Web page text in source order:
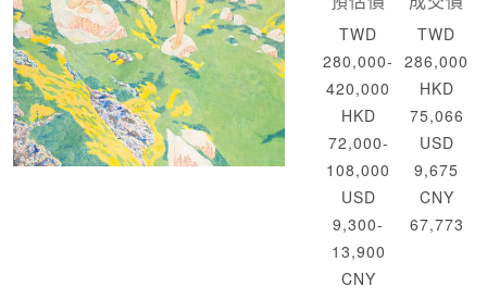
TWD
280,000-
420,000
HKD
72,000-
108,000
USD
9,300-
13,900
CNY
TWD
286,000
HKD
75,066
USD
9,675
CNY
67,773